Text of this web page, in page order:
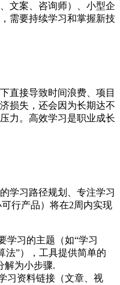
文案、咨询师）、小型企
需要持续学习和掌握新技
直接导致时间浪费、项目
损失，还会因为长期达不
力。高效学习是职业成长
学习路径规划、专注学习
行产品）将在2周内实现
学习的主题（如“学习
法”），工具提供简单的
解为小步骤.
习资料链接（文章、视